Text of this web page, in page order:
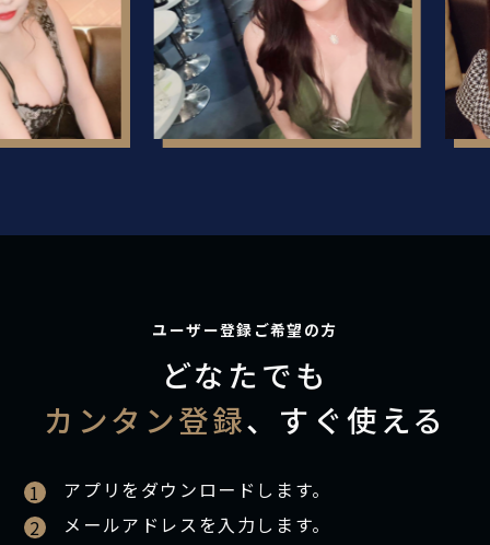
ユーザー登録ご希望の方
どなたでも
カンタン登録、すぐ使える
1
アプリをダウンロードします。
2
メールアドレスを入力します。